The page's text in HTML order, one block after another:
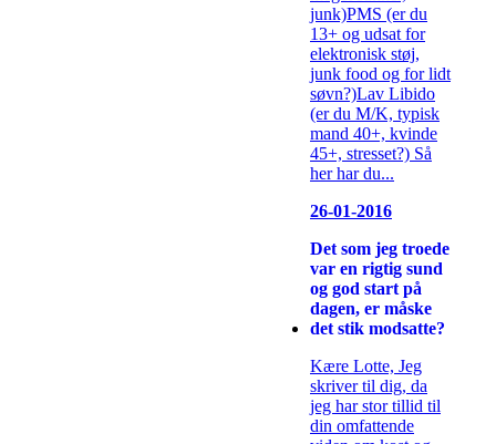
junk)PMS (er du
13+ og udsat for
elektronisk støj,
junk food og for lidt
søvn?)Lav Libido
(er du M/K, typisk
mand 40+, kvinde
45+, stresset?) Så
her har du...
26-01-2016
Det som jeg troede
var en rigtig sund
og god start på
dagen, er måske
det stik modsatte?
Kære Lotte, Jeg
skriver til dig, da
jeg har stor tillid til
din omfattende